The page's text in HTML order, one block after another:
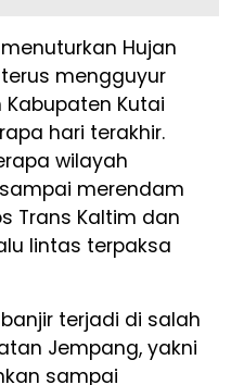
Hujan
mengguyur
Kutai
hari terakhir.
wilayah
merendam
Trans Kaltim dan
lintas terpaksa
terjadi di salah
Jempang, yakni
sampai